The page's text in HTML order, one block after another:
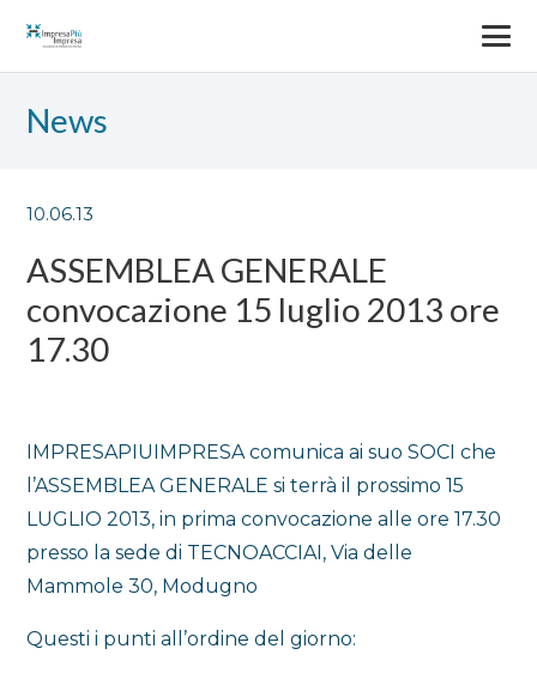
News
10.06.13
ASSEMBLEA GENERALE
convocazione 15 luglio 2013 ore
17.30
IMPRESAPIUIMPRESA comunica ai suo SOCI che
l’ASSEMBLEA GENERALE si terrà il prossimo 15
LUGLIO 2013, in prima convocazione alle ore 17.30
presso la sede di TECNOACCIAI, Via delle
Mammole 30, Modugno
Questi i punti all’ordine del giorno: